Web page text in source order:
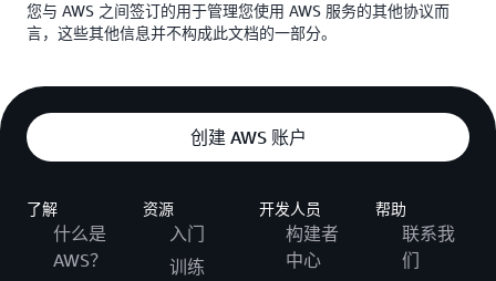
您与 AWS 之间签订的用于管理您使用 AWS 服务的其他协议而
言，这些其他信息并不构成此文档的一部分。
创建 AWS 账户
了解
什么是
AWS？
资源
入门
训练
开发人员
构建者
中心
帮助
联系我
们